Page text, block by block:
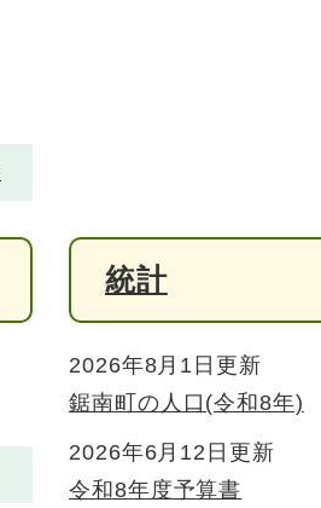
統計
2026年8月1日更新
鋸南町の人口(令和8年)
2026年6月12日更新
令和8年度予算書